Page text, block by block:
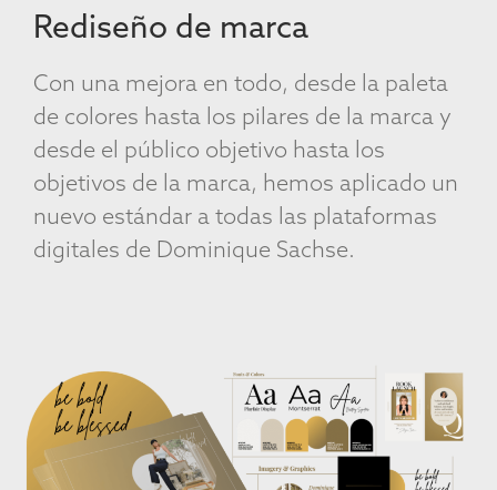
Rediseño de marca
Con una mejora en todo, desde la paleta
de colores hasta los pilares de la marca y
desde el público objetivo hasta los
objetivos de la marca, hemos aplicado un
nuevo estándar a todas las plataformas
digitales de Dominique Sachse.